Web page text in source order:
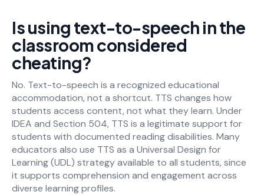
Is using text-to-speech in the
classroom considered
cheating?
No. Text-to-speech is a recognized educational
accommodation, not a shortcut. TTS changes how
students access content, not what they learn. Under
IDEA and Section 504, TTS is a legitimate support for
students with documented reading disabilities. Many
educators also use TTS as a Universal Design for
Learning (UDL) strategy available to all students, since
it supports comprehension and engagement across
diverse learning profiles.